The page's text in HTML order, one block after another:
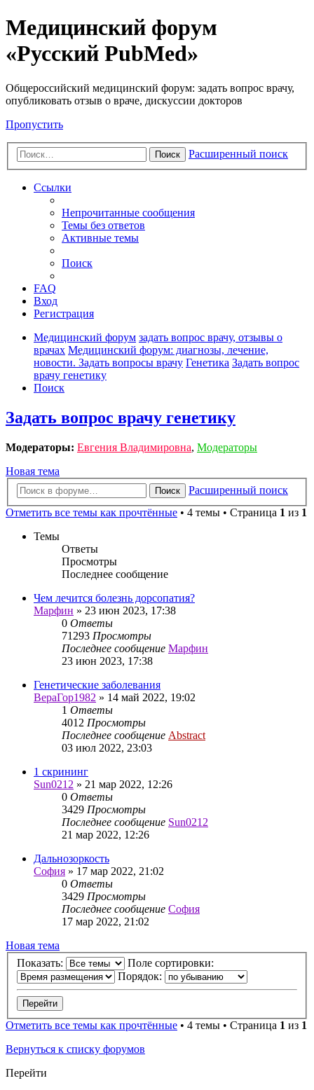
Медицинский форум
«Русский PubMed»
Общероссийский медицинский форум: задать вопрос врачу,
опубликовать отзыв о враче, дискуссии докторов
Пропустить
Поиск Расширенный поиск
Ссылки
Непрочитанные сообщения
Темы без ответов
Активные темы
Поиск
FAQ
Вход
Регистрация
Медицинский форум задать вопрос врачу, отзывы о
врачах Медицинский форум: диагнозы, лечение,
новости. Задать вопросы врачу Генетика Задать вопрос
врачу генетику
Поиск
Задать вопрос врачу генетику
Модераторы: Евгения Владимировна, Модераторы
Новая тема
Поиск
Расширенный поиск
Отметить все темы как прочтённые • 4 темы • Страница 1 из 1
Темы
Ответы
Просмотры
Последнее сообщение
Чем лечится болезнь дорсопатия?
Марфин » 23 июн 2023, 17:38
0 Ответы
71293 Просмотры
Последнее сообщение Марфин
23 июн 2023, 17:38
Генетические заболевания
ВераГор1982 » 14 май 2022, 19:02
1 Ответы
4012 Просмотры
Последнее сообщение Abstract
03 июл 2022, 23:03
1 скрининг
Sun0212 » 21 мар 2022, 12:26
0 Ответы
3429 Просмотры
Последнее сообщение Sun0212
21 мар 2022, 12:26
Дальнозоркость
София » 17 мар 2022, 21:02
0 Ответы
3429 Просмотры
Последнее сообщение София
17 мар 2022, 21:02
Новая тема
Показать:
Поле сортировки:
Порядок:
Отметить все темы как прочтённые • 4 темы • Страница 1 из 1
Вернуться к списку форумов
Перейти